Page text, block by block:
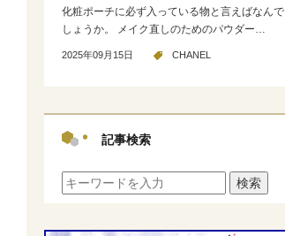
化粧ポーチに必ず入っている物と言えばなんで
しょうか。 メイク直しのためのパウダー…
2025年09月15日 CHANEL
記事検索
検索